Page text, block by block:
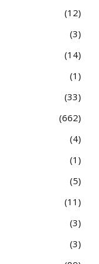
12
3
14
1
33
662
4
1
5
11
3
3